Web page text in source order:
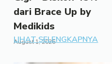
dari Brace Up by
Medikids
August 1, 2026
LIHAT SELENGKAPNYA